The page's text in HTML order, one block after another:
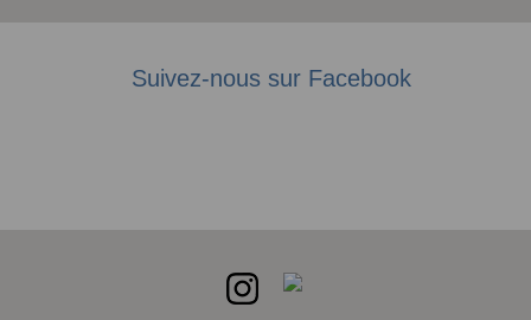
Suivez-nous sur Facebook